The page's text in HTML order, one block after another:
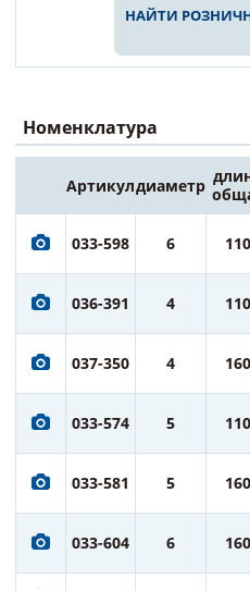
НАЙТИ
Номенклатура
Артикулдиаметр
033-598 6 110
036-391 4 110
037-350 4 160
033-574 5 110
033-581 5 160
033-604 6 160